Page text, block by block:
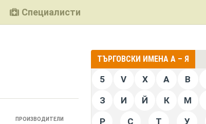
Специалисти
ПРОИЗВОДИТЕЛИ
ТЪРГОВСКИ ИМЕНА А – Я
5 V X А В
З И Й К М
Р С Т У